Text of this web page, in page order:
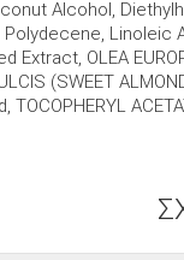
Alcohol,
Polydecene,
OLEA
(SWEET